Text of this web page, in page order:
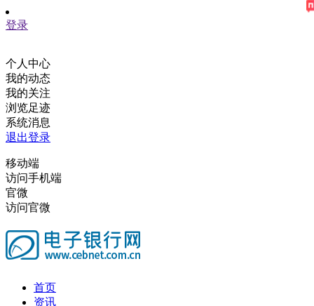
登录
个人中心
我的动态
我的关注
浏览足迹
系统消息
退出登录
移动端
访问手机端
官微
访问官微
首页
资讯